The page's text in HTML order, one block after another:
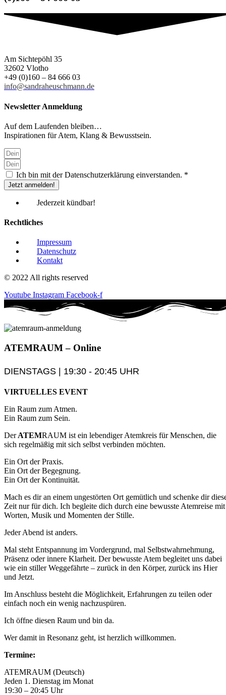
Am Sichtepöhl 35
32602 Vlotho
+49 (0)160 – 84 666 03
info@sandraheuschmann.de
Newsletter Anmeldung
Auf dem Laufenden bleiben…
Inspirationen für Atem, Klang & Bewusstsein.
Ich bin mit der Datenschutzerklärung einverstanden. *
Jetzt anmelden!
Jederzeit kündbar!
Rechtliches
Impressum
Datenschutz
Kontakt
© 2022 All rights reserved
Youtube Instagram Facebook-f
ATEMRAUM– Online
DIENSTAGS | 19:30 - 20:45 UHR
VIRTUELLES EVENT
Ein Raum zum Atmen.
Ein Raum zum Sein.
DerATEMRAUM ist ein lebendiger Atemkreis für Menschen, die
sich regelmäßig mit sich selbst verbinden möchten.
Ein Ort der Praxis.
Ein Ort der Begegnung.
Ein Ort der Kontinuität.
Mach es dir an einem ungestörten Ort gemütlich und schenke dir
Zeit nur für dich. Ich begleite dich durch eine bewusste Atemreise mit
Worten, Musik und Momenten der Stille.
Jeder Abend ist anders.
Mal steht Entspannung im Vordergrund, mal Selbstwahrnehmung,
Präsenz oder innere Klarheit. Der bewusste Atem begleitet uns dabei
wie ein stiller Weggefährte – zurück in den Körper, zurück ins Hier
und Jetzt.
Im Anschluss besteht die Möglichkeit, Erfahrungen zu teilen oder
einfach noch ein wenig nachzuspüren.
Ich öffne diesen Raum und bin da.
Wer damit in Resonanz geht, ist herzlich willkommen.
Termine:
ATEMRAUM (Deutsch)
Jeden 1. Dienstag im Monat
19:30 – 20:45 Uhr